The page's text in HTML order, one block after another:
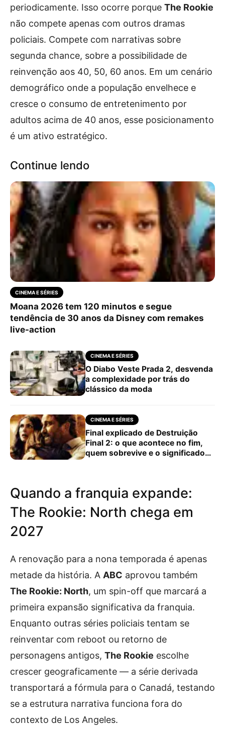
periodicamente. Isso ocorre porque The Rookie
não compete apenas com outros dramas
policiais. Compete com narrativas sobre
segunda chance, sobre a possibilidade de
reinvenção aos 40, 50, 60 anos. Em um cenário
demográfico onde a população envelhece e
cresce o consumo de entretenimento por
adultos acima de 40 anos, esse posicionamento
é um ativo estratégico.
Continue lendo
CINEMA E SÉRIES
Moana 2026 tem 120 minutos e segue
tendência de 30 anos da Disney com remakes
live-action
CINEMA E SÉRIES
O Diabo Veste Prada 2, desvenda
a complexidade por trás do
clássico da moda
CINEMA E SÉRIES
Final explicado de Destruição
Final 2: o que acontece no fim,
quem sobrevive e o significado
Quando a franquia expande:
The Rookie: North chega em
2027
A renovação para a nona temporada é apenas
metade da história. A ABC aprovou também
The Rookie: North, um spin-off que marcará a
primeira expansão significativa da franquia.
Enquanto outras séries policiais tentam se
reinventar com reboot ou retorno de
personagens antigos, The Rookie escolhe
crescer geograficamente — a série derivada
transportará a fórmula para o Canadá, testando
se a estrutura narrativa funciona fora do
contexto de Los Angeles.